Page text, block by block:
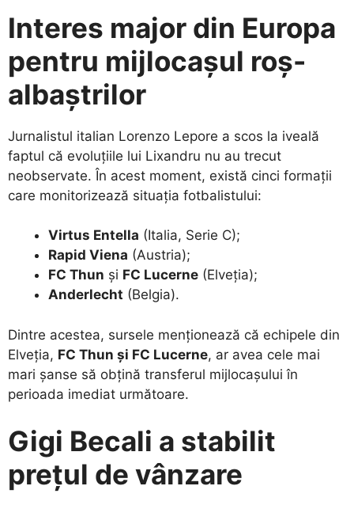
Interes major din Europa
pentru mijlocașul roș-
albaștrilor
​Jurnalistul italian Lorenzo Lepore a scos la iveală
faptul că evoluțiile lui Lixandru nu au trecut
neobservate. În acest moment, există cinci formații
care monitorizează situația fotbalistului:
Virtus Entella (Italia, Serie C);
Rapid Viena (Austria);
FC Thun și FC Lucerne (Elveția);
Anderlecht (Belgia).
​Dintre acestea, sursele menționează că echipele din
Elveția, FC Thun și FC Lucerne, ar avea cele mai
mari șanse să obțină transferul mijlocașului în
perioada imediat următoare.
Gigi Becali a stabilit
prețul de vânzare